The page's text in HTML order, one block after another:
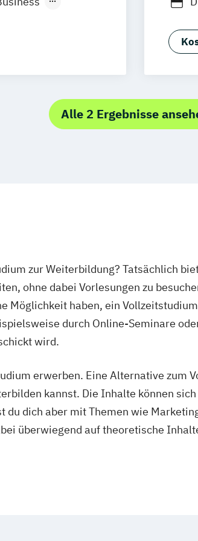
Neu-Ulm
Alle 2 Ergebnisse
zur Weiterbildung? Tatsächlich
ohne dabei Vorlesungen zu
Möglichkeit haben, ein
durch Online-Seminare
wird.
erwerben. Eine Alternative zum
kannst. Die Inhalte können
dich aber mit Themen wie
überwiegend auf theoretische